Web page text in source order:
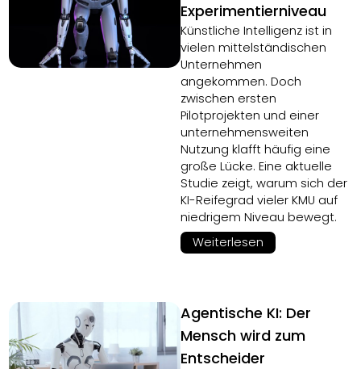
Experimentierniveau
Künstliche Intelligenz ist in
vielen mittelständischen
Unternehmen
angekommen. Doch
zwischen ersten
Pilotprojekten und einer
unternehmensweiten
Nutzung klafft häufig eine
große Lücke. Eine aktuelle
Studie zeigt, warum sich der
KI-Reifegrad vieler KMU auf
niedrigem Niveau bewegt.
Weiterlesen
Agentische KI: Der
Mensch wird zum
Entscheider